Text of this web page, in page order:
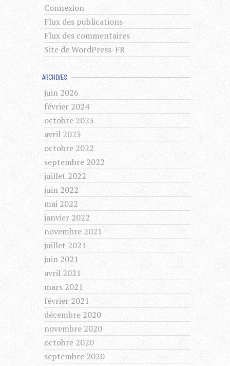
Connexion
Flux des publications
Flux des commentaires
Site de WordPress-FR
ARCHIVES
juin 2026
février 2024
octobre 2023
avril 2023
octobre 2022
septembre 2022
juillet 2022
juin 2022
mai 2022
janvier 2022
novembre 2021
juillet 2021
juin 2021
avril 2021
mars 2021
février 2021
décembre 2020
novembre 2020
octobre 2020
septembre 2020